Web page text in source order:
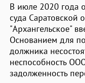
В июле 2020 года
суда
"Архангельское"
Основанием для
должника
неспособность
задолженность